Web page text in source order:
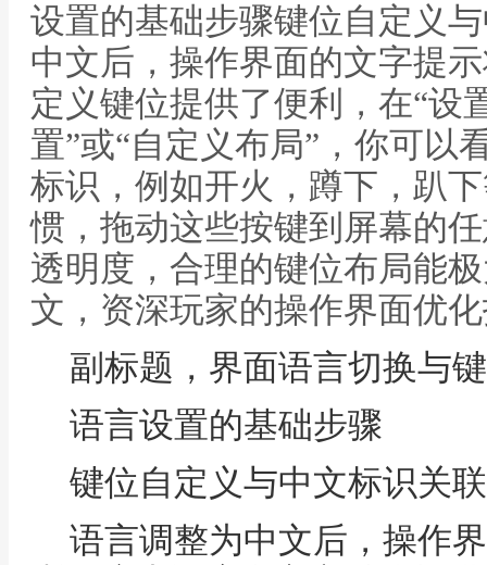
设置的基础步骤键位自定义
中文后，操作界面的文字提
定义键位提供了便利，在“设
置”或“自定义布局”，你可以
标识，例如开火，蹲下，趴
惯，拖动这些按键到屏幕的
透明度，合理的键位布局能
文，资深玩家的操作界面优
副标题，界面语言切换与
语言设置的基础步骤
键位自定义与中文标识关联
语言调整为中文后，操作